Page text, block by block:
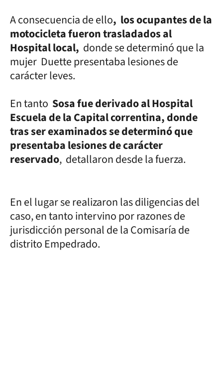
A consecuencia de ello, los ocupantes de la
motocicleta fueron trasladados al
Hospital local, donde se determinó que la
mujer Duette presentaba lesiones de
carácter leves.
En tanto Sosa fue derivado al Hospital
Escuela de la Capital correntina, donde
tras ser examinados se determinó que
presentaba lesiones de carácter
reservado, detallaron desde la fuerza.
En el lugar se realizaron las diligencias del
caso, en tanto intervino por razones de
jurisdicción personal de la Comisaría de
distrito Empedrado.